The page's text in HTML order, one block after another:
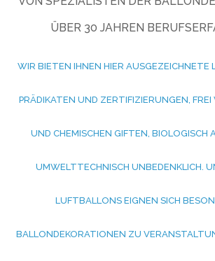
ÜBER 30 JAHREN
WIR BIETEN IHNEN HIER AUSGEZEICHNETE
PRÄDIKATEN UND ZERTIFIZIERUNGEN,
UND CHEMISCHEN GIFTEN, BIOLOGISCH
UMWELTTECHNISCH UNBEDENKLICH.
LUFTBALLONS EIGNEN SICH
BALLONDEKORATIONEN ZU